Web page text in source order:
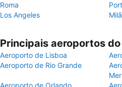
Roma
Los Angeles
Principais aeroportos
Aeroporto de Lisboa
Aeroporto de Rio Grande
Aeroporto de Orlando